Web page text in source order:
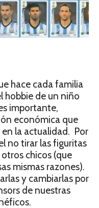
hace cada familia
hobbie de un niño
importante,
económica que
la actualidad. Por
no tirar las figuritas
chicos (que
mismas razones).
y cambiarlas por
de nuestras